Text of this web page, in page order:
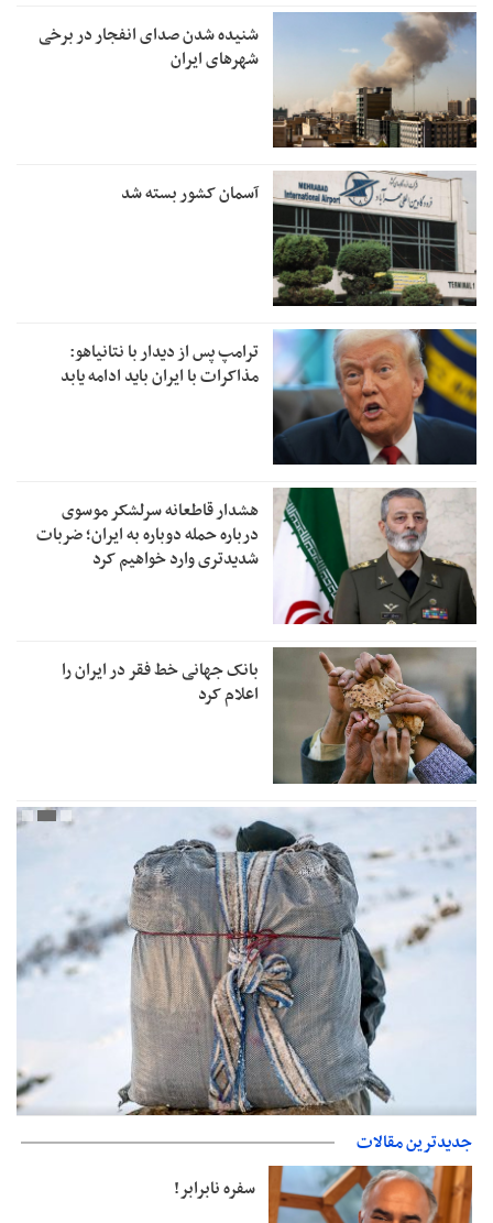
شنیده شدن صدای انفجار در برخی
شهرهای ایران
آسمان کشور بسته شد
ترامپ پس از دیدار با نتانیاهو:
مذاکرات با ایران باید ادامه یابد
هشدار قاطعانه سرلشکر موسوی
درباره حمله دوباره به ایران؛ ضربات
شدیدتری وارد خواهیم کرد
بانک جهانی خط فقر در ایران را
اعلام کرد
حمایت از مرزنشینان نباید به زیان تولید باشد/مواد اولیه با کولبری
وارد شود
جدیدترین مقالات
سفره نابرابر!